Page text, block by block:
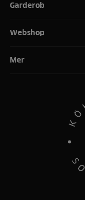
Garderob
Webshop
Mer